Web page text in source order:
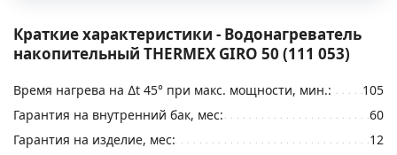
Краткие характеристики - Водонагреватель
накопительный THERMEX GIRO 50 (111 053)
Время нагрева на ∆t 45° при макс. мощности, мин.:
105
Гарантия на внутренний бак, мес:
60
Гарантия на изделие, мес:
12